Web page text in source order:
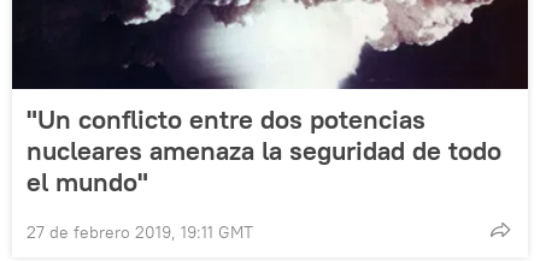
"Un conflicto entre dos potencias
nucleares amenaza la seguridad de todo
el mundo"
27 de febrero 2019, 19:11 GMT